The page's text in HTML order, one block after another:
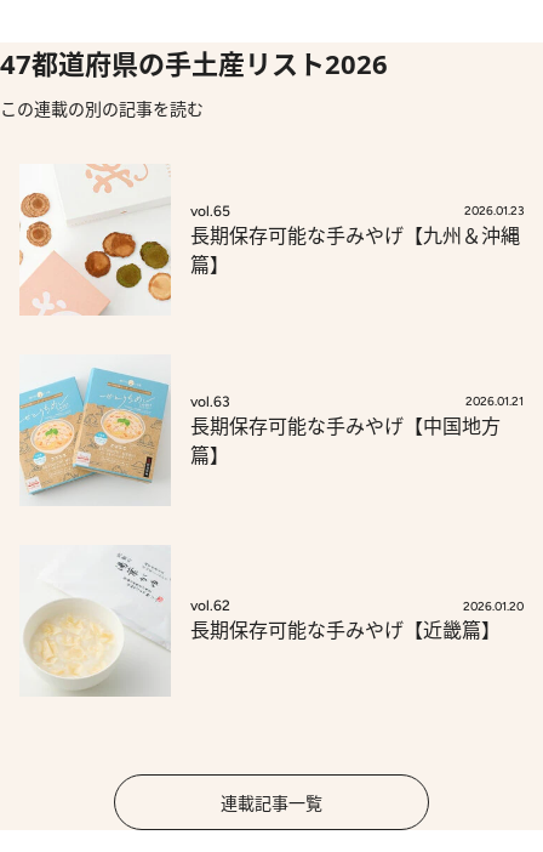
47都道府県の手土産リスト2026
この連載の別の記事を読む
vol.65 2026.01.23
長期保存可能な手みやげ【九州＆沖縄
篇】
vol.63 2026.01.21
長期保存可能な手みやげ【中国地方
篇】
vol.62 2026.01.20
長期保存可能な手みやげ【近畿篇】
連載記事一覧